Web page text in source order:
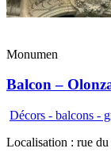
Monumen
Balcon –
Décors - balcons -
Localisation : rue du